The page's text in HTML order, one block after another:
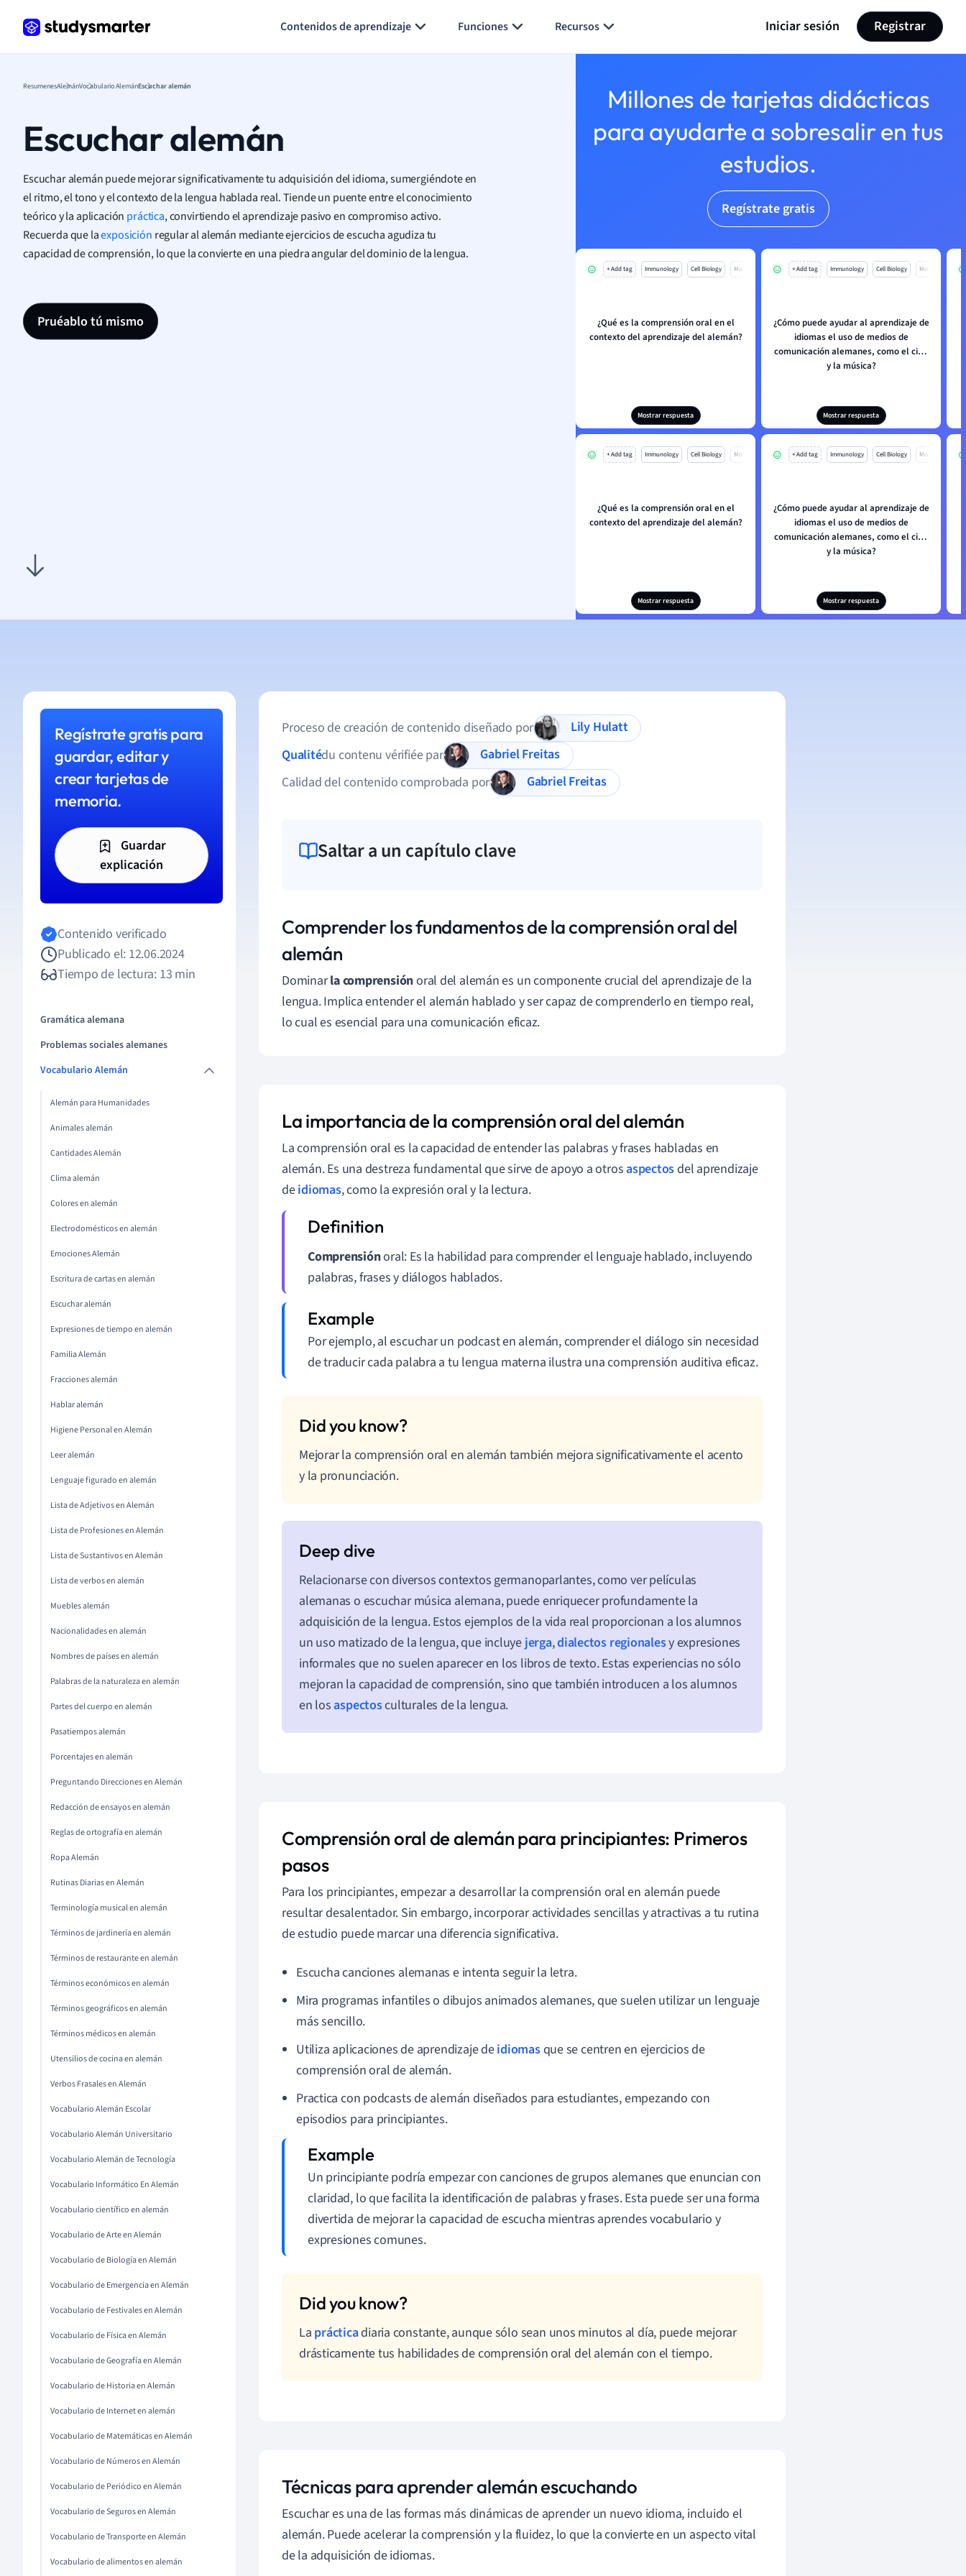
Contenidos de aprendizaje Funciones Recursos Iniciar sesión Registrar
ResumenesAlemánVocabulario AlemánEscuchar alemán
Escuchar alemán
Escuchar alemán puede mejorar significativamente tu adquisición del idioma, sumergiéndote en
el ritmo, el tono y el contexto de la lengua hablada real. Tiende un puente entre el conocimiento
teórico y la aplicación práctica, convirtiendo el aprendizaje pasivo en compromiso activo.
Recuerda que laexposición regular al alemán mediante ejercicios de escucha agudiza tu
capacidad de comprensión, lo que la convierte en una piedra angular del dominio de la lengua.
Pruéablo tú mismo
Millones de tarjetas didácticas
para ayudarte a sobresalir en tus
estudios.
Regístrate gratis
+ Add tag Immunology Cell Biology Mo
¿Qué es la comprensión oral en el
contexto del aprendizaje del alemán?
Mostrar respuesta
+ Add tag Immunology Cell Biology Mo
¿Cómo puede ayudar al aprendizaje de
idiomas el uso de medios de
comunicación alemanes, como el cine
y la música?
Mostrar respuesta
+ Add tag Immunology Cell Biology Mo
¿Qué es la comprensión oral en el
contexto del aprendizaje del alemán?
Mostrar respuesta
+ Add tag Immunology Cell Biology Mo
¿Cómo puede ayudar al aprendizaje de
idiomas el uso de medios de
comunicación alemanes, como el cine
y la música?
Mostrar respuesta
Regístrate gratis para
guardar, editar y
crear tarjetas de
memoria.
Guardar
explicación
Contenido verificado
Publicado el: 12.06.2024
Tiempo de lectura: 13 min
Gramática alemana
Problemas sociales alemanes
Vocabulario Alemán
Alemán para Humanidades
Animales alemán
Cantidades Alemán
Clima alemán
Colores en alemán
Electrodomésticos en alemán
Emociones Alemán
Escritura de cartas en alemán
Escuchar alemán
Expresiones de tiempo en alemán
Familia Alemán
Fracciones alemán
Hablar alemán
Higiene Personal en Alemán
Leer alemán
Lenguaje figurado en alemán
Lista de Adjetivos en Alemán
Lista de Profesiones en Alemán
Lista de Sustantivos en Alemán
Lista de verbos en alemán
Muebles alemán
Nacionalidades en alemán
Nombres de países en alemán
Palabras de la naturaleza en alemán
Partes del cuerpo en alemán
Pasatiempos alemán
Porcentajes en alemán
Preguntando Direcciones en Alemán
Redacción de ensayos en alemán
Reglas de ortografía en alemán
Ropa Alemán
Rutinas Diarias en Alemán
Terminología musical en alemán
Términos de jardinería en alemán
Términos de restaurante en alemán
Términos económicos en alemán
Términos geográficos en alemán
Términos médicos en alemán
Utensilios de cocina en alemán
Verbos Frasales en Alemán
Vocabulario Alemán Escolar
Vocabulario Alemán Universitario
Vocabulario Alemán de Tecnología
Vocabulario Informático En Alemán
Vocabulario científico en alemán
Vocabulario de Arte en Alemán
Vocabulario de Biología en Alemán
Vocabulario de Emergencia en Alemán
Vocabulario de Festivales en Alemán
Vocabulario de Física en Alemán
Vocabulario de Geografía en Alemán
Vocabulario de Historia en Alemán
Vocabulario de Internet en alemán
Vocabulario de Matemáticas en Alemán
Vocabulario de Números en Alemán
Vocabulario de Periódico en Alemán
Vocabulario de Seguros en Alemán
Vocabulario de Transporte en Alemán
Vocabulario de alimentos en alemán
Proceso de creación de contenido diseñado por
Lily Hulatt
Qualitédu contenu vérifiée par
Gabriel Freitas
Calidad del contenido comprobada por
Gabriel Freitas
Saltar a un capítulo clave
Comprender los fundamentos de la comprensión oral del
alemán
Dominarla comprensiónoral del alemán es un componente crucial del aprendizaje de la
lengua. Implica entender el alemán hablado y ser capaz de comprenderlo en tiempo real,
lo cual es esencial para una comunicación eficaz.
La importancia de la comprensión oral del alemán
La comprensión oral es la capacidad de entender las palabras y frases habladas en
alemán. Es una destreza fundamental que sirve de apoyo a otrosaspectosdel aprendizaje
deidiomas, como la expresión oral y la lectura.
Comprensiónoral: Es la habilidad para comprender el lenguaje hablado, incluyendo
palabras, frases y diálogos hablados.
Por ejemplo, al escuchar un podcast en alemán, comprender el diálogo sin necesidad
de traducir cada palabra a tu lengua materna ilustra una comprensión auditiva eficaz.
Mejorar la comprensión oral en alemán también mejora significativamente el acento
y la pronunciación.
Relacionarse con diversos contextos germanoparlantes, como ver películas
alemanas o escuchar música alemana, puede enriquecer profundamente la
adquisición de la lengua. Estos ejemplos de la vida real proporcionan a los alumnos
un uso matizado de la lengua, que incluye jerga,dialectos regionalesy expresiones
informales que no suelen aparecer en los libros de texto. Estas experiencias no sólo
mejoran la capacidad de comprensión, sino que también introducen a los alumnos
en losaspectosculturales de la lengua.
Comprensión oral de alemán para principiantes: Primeros
pasos
Para los principiantes, empezar a desarrollar la comprensión oral en alemán puede
resultar desalentador. Sin embargo, incorporar actividades sencillas y atractivas a tu rutina
de estudio puede marcar una diferencia significativa.
Escucha canciones alemanas e intenta seguir la letra.
Mira programas infantiles o dibujos animados alemanes, que suelen utilizar un lenguaje
más sencillo.
Utiliza aplicaciones de aprendizaje deidiomasque se centren en ejercicios de
comprensión oral de alemán.
Practica con podcasts de alemán diseñados para estudiantes, empezando con
episodios para principiantes.
Un principiante podría empezar con canciones de grupos alemanes que enuncian con
claridad, lo que facilita la identificación de palabras y frases. Esta puede ser una forma
divertida de mejorar la capacidad de escucha mientras aprendes vocabulario y
expresiones comunes.
La prácticadiaria constante, aunque sólo sean unos minutos al día, puede mejorar
drásticamente tus habilidades de comprensión oral del alemán con el tiempo.
Técnicas para aprender alemán escuchando
Escuchar es una de las formas más dinámicas de aprender un nuevo idioma, incluido el
alemán. Puede acelerar la comprensión y la fluidez, lo que la convierte en un aspecto vital
de la adquisición de idiomas.